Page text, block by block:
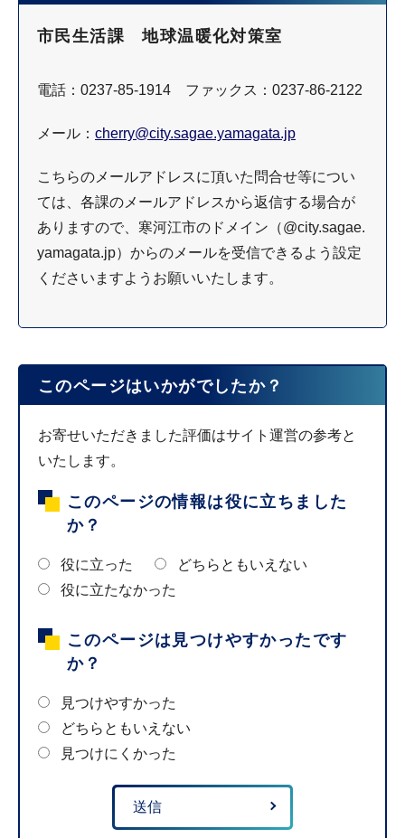
市民生活課 地球温暖化対策室
電話：0237-85-1914 ファックス：0237-86-2122
メール： cherry@city.sagae.yamagata.jp
こちらのメールアドレスに頂いた問合せ等につい
ては、各課のメールアドレスから返信する場合が
ありますので、寒河江市のドメイン（@city.sagae.
yamagata.jp）からのメールを受信できるよう設定
くださいますようお願いいたします。
このページはいかがでしたか？
お寄せいただきました評価はサイト運営の参考と
いたします。
このページの情報は役に立ちました
か？
役に立った
どちらともいえない
役に立たなかった
このページは見つけやすかったです
か？
見つけやすかった
どちらともいえない
見つけにくかった